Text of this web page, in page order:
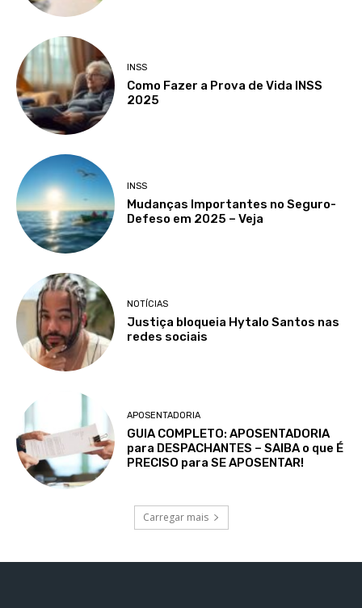
INSS
Como Fazer a Prova de Vida INSS
2025
INSS
Mudanças Importantes no Seguro-
Defeso em 2025 – Veja
NOTÍCIAS
Justiça bloqueia Hytalo Santos nas
redes sociais
APOSENTADORIA
GUIA COMPLETO: APOSENTADORIA
para DESPACHANTES – SAIBA o que É
PRECISO para SE APOSENTAR!
Carregar mais